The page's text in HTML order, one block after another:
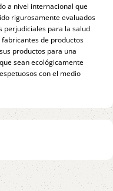
a nivel internacional que
rigurosamente evaluados
perjudiciales para la salud
de productos
productos para una
sean ecológicamente
con el medio